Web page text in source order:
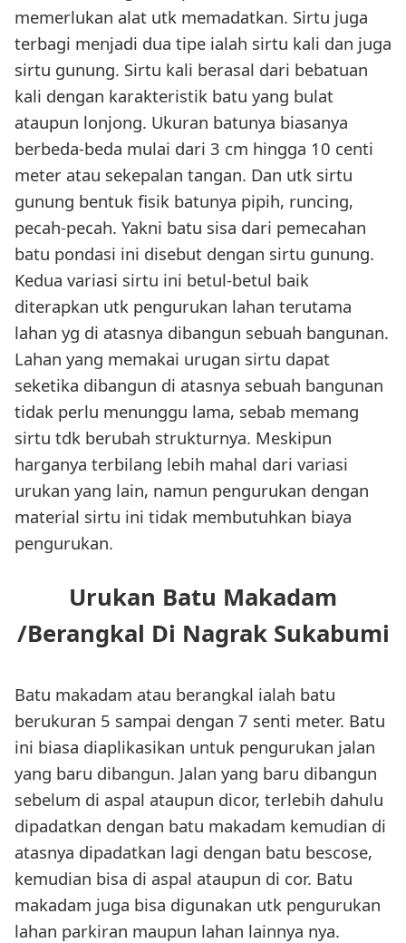
memerlukan alat utk memadatkan. Sirtu juga
terbagi menjadi dua tipe ialah sirtu kali dan juga
sirtu gunung. Sirtu kali berasal dari bebatuan
kali dengan karakteristik batu yang bulat
ataupun lonjong. Ukuran batunya biasanya
berbeda-beda mulai dari 3 cm hingga 10 centi
meter atau sekepalan tangan. Dan utk sirtu
gunung bentuk fisik batunya pipih, runcing,
pecah-pecah. Yakni batu sisa dari pemecahan
batu pondasi ini disebut dengan sirtu gunung.
Kedua variasi sirtu ini betul-betul baik
diterapkan utk pengurukan lahan terutama
lahan yg di atasnya dibangun sebuah bangunan.
Lahan yang memakai urugan sirtu dapat
seketika dibangun di atasnya sebuah bangunan
tidak perlu menunggu lama, sebab memang
sirtu tdk berubah strukturnya. Meskipun
harganya terbilang lebih mahal dari variasi
urukan yang lain, namun pengurukan dengan
material sirtu ini tidak membutuhkan biaya
pengurukan.
Urukan Batu Makadam
/Berangkal Di Nagrak Sukabumi
Batu makadam atau berangkal ialah batu
berukuran 5 sampai dengan 7 senti meter. Batu
ini biasa diaplikasikan untuk pengurukan jalan
yang baru dibangun. Jalan yang baru dibangun
sebelum di aspal ataupun dicor, terlebih dahulu
dipadatkan dengan batu makadam kemudian di
atasnya dipadatkan lagi dengan batu bescose,
kemudian bisa di aspal ataupun di cor. Batu
makadam juga bisa digunakan utk pengurukan
lahan parkiran maupun lahan lainnya nya.